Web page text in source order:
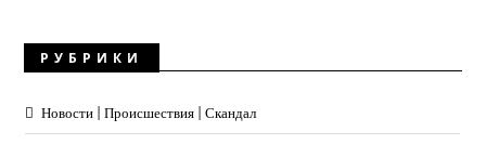
РУБРИКИ
Новости | Происшествия | Скандал